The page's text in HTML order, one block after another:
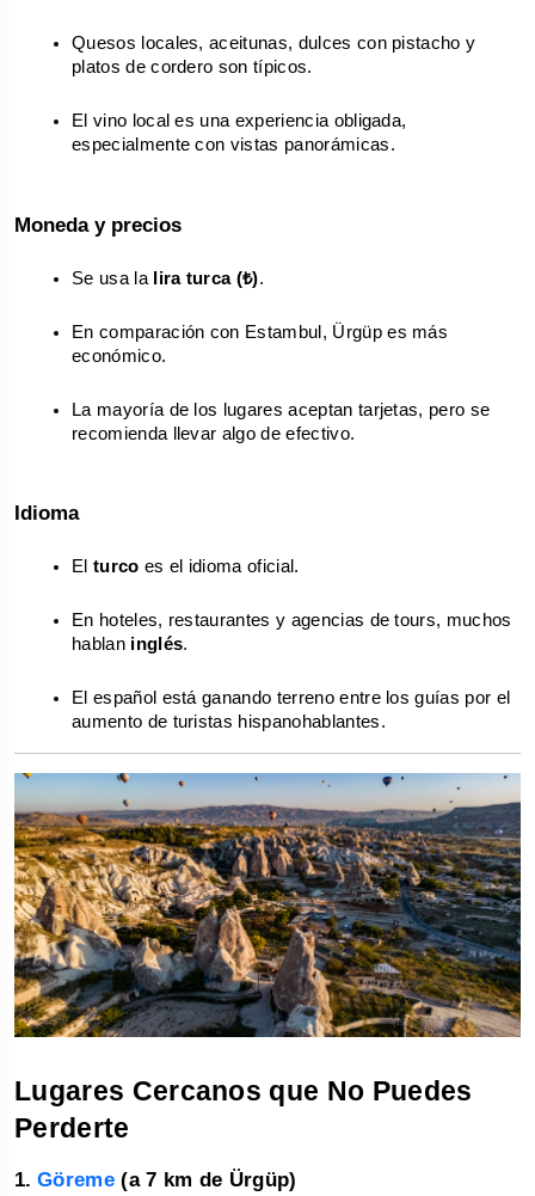
Quesos locales, aceitunas, dulces con pistacho y
platos de cordero son típicos.
El vino local es una experiencia obligada,
especialmente con vistas panorámicas.
Moneda y precios
Se usa la lira turca (₺).
En comparación con Estambul, Ürgüp es más
económico.
La mayoría de los lugares aceptan tarjetas, pero se
recomienda llevar algo de efectivo.
Idioma
El turco es el idioma oficial.
En hoteles, restaurantes y agencias de tours, muchos
hablan inglés.
El español está ganando terreno entre los guías por el
aumento de turistas hispanohablantes.
Lugares Cercanos que No Puedes
Perderte
1. Göreme (a 7 km de Ürgüp)